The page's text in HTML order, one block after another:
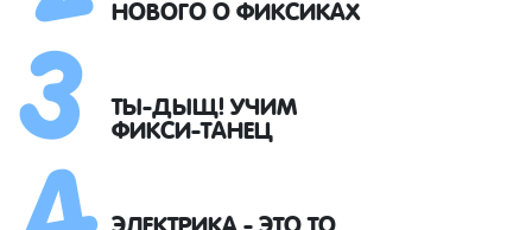
ТЫ-ДЫЩ! УЧИМ
ФИКСИ-ТАНЕЦ